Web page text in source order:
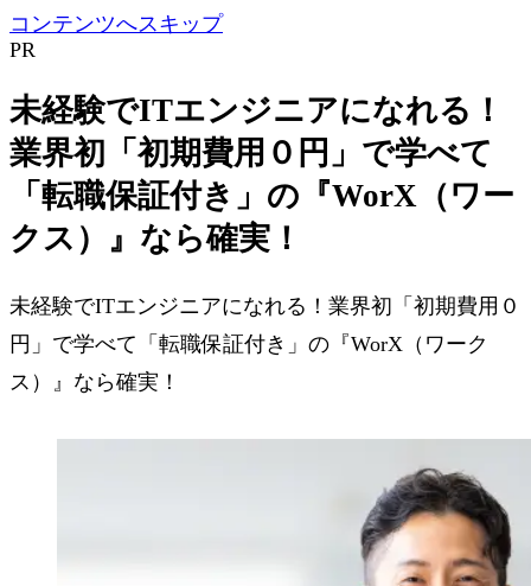
コンテンツへスキップ
PR
未経験でITエンジニアになれる！
業界初「初期費用０円」で学べて
「転職保証付き」の『WorX（ワー
クス）』なら確実！
未経験でITエンジニアになれる！業界初「初期費用０
円」で学べて「転職保証付き」の『WorX（ワーク
ス）』なら確実！